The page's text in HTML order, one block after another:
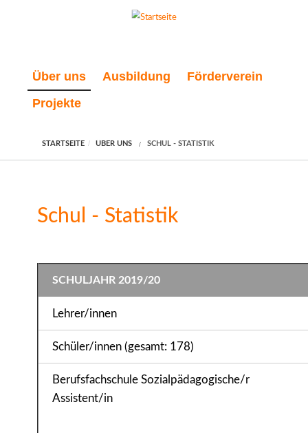
Über uns Ausbildung
Förderverein
Projekte
STARTSEITE ÜBER UNS SCHUL - STATISTIK
Schul - Statistik
SCHULJAHR 2019/20
Lehrer/innen
Schüler/innen (gesamt: 178)
Berufsfachschule Sozialpädagogische/r
Assistent/in